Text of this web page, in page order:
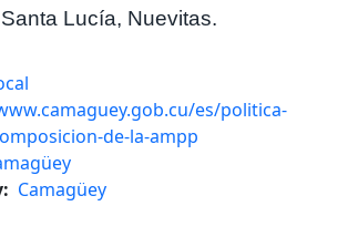
Lucía, Nuevitas.
es/politica-
de-la-ampp
Camagüey